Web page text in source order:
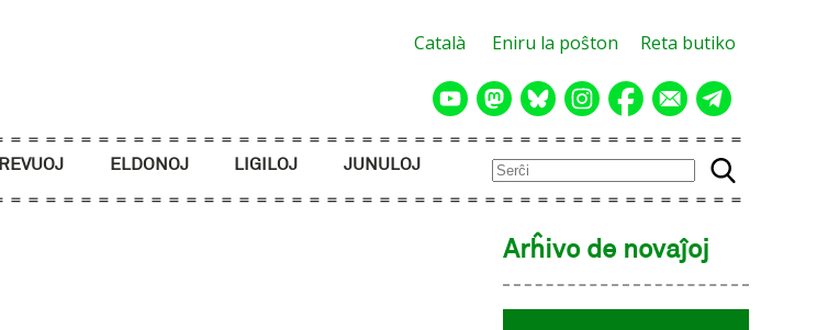
Català Eniru la poŝton Reta butiko
REVUOJ ELDONOJ LIGILOJ JUNULOJ
Arĥivo de novaĵoj